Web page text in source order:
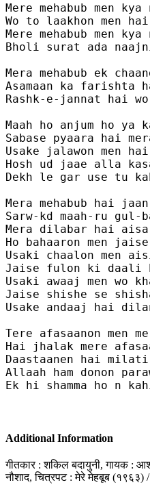
Mere mehabub men
Wo to laakhon men
Mere mehabub men kya
Bholi surat ada
Mera mehabub ek
Asamaan ka farishta
Rashk-e-jannat hai
Maah ho anjum ho ya
Sabase pyaara hai
Usake jalawon men
Hosh ud jaae alla
Dekh le gar use tu
Mera mehabub hai
Sarw-kd maah-ru gul-
Mera dilabar hai aisa
Ho bahaaron men jaise
Usaki chaalon men
Jaise fulon ki daali
Usaki awaaj men wo
Jaise shishe se
Usake andaaj hai
Tere afasaanon men
Hai jhalak mere
Daastaanen hai
Allaah ham donon
Ek hi shamma ho n
Additional Information
गीतकार : शकिल बदायुनी, गायक :
नौशाद, चित्रपट : मेरे मेहबूब (१९६३)